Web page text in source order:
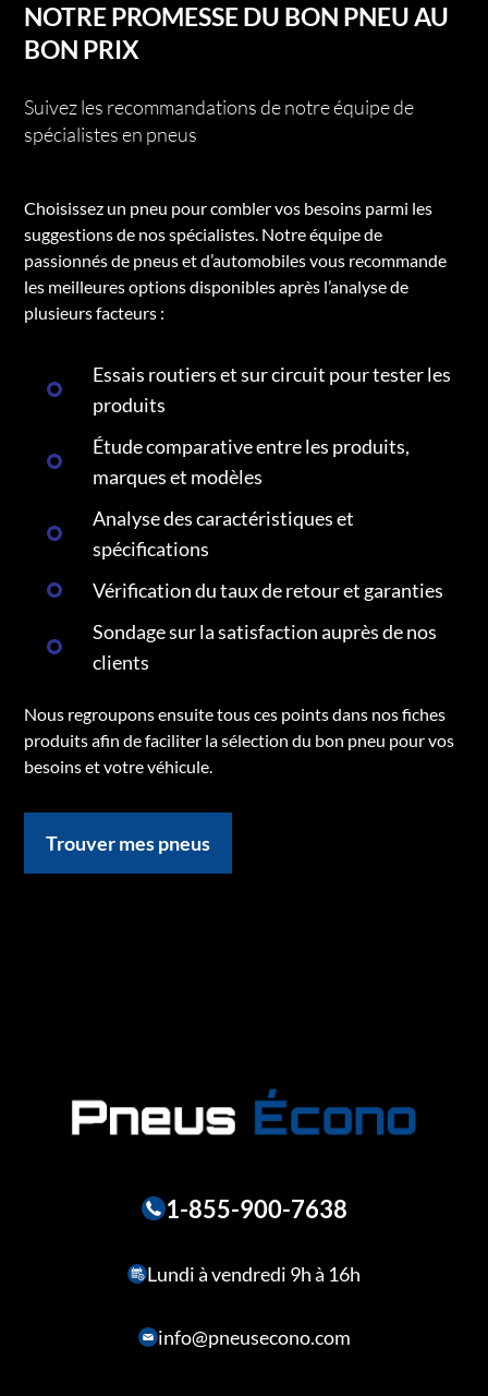
NOTRE PROMESSE DU BON PNEU AU
BON PRIX
Suivez les recommandations de notre équipe de
spécialistes en pneus
Choisissez un pneu pour combler vos besoins parmi les
suggestions de nos spécialistes. Notre équipe de
passionnés de pneus et d’automobiles vous recommande
les meilleures options disponibles après l’analyse de
plusieurs facteurs :
Essais routiers et sur circuit pour tester les
produits
Étude comparative entre les produits,
marques et modèles
Analyse des caractéristiques et
spécifications
Vérification du taux de retour et garanties
Sondage sur la satisfaction auprès de nos
clients
Nous regroupons ensuite tous ces points dans nos fiches
produits afin de faciliter la sélection du bon pneu pour vos
besoins et votre véhicule.
Trouver mes pneus
1-855-900-7638
Lundi à vendredi 9h à 16h
info@pneusecono.com